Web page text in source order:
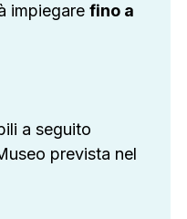
impiegare fino a
a seguito
prevista nel